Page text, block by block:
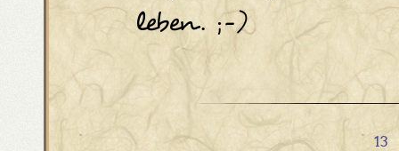
leben. ;-)
13